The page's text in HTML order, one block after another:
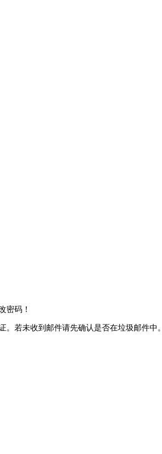
密码！
若未收到邮件请先确认是否在垃圾邮件中。